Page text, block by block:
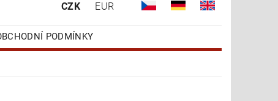
CZK EUR
PODMÍNKY